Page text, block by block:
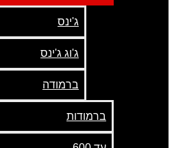
ג'ינס
ג'וג ג'ינס
ברמודה
ברמודות